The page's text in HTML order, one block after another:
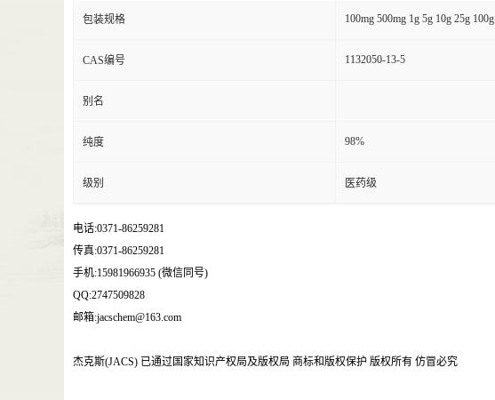
包装规格 100mg 500mg 1g 5g 10g 25g 100g
CAS编号 1132050-13-5
别名
纯度 98%
级别 医药级
电话:0371-86259281
传真:0371-86259281
手机:15981966935 (微信同号)
QQ:2747509828
邮箱:jacschem@163.com
杰克斯(JACS) 已通过国家知识产权局及版权局 商标和版权保护 版权所有 仿冒必究